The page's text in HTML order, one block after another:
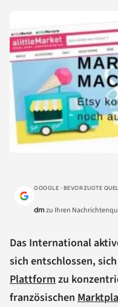
GOOGLE · BEVORZUGTE
dmzu Ihren
Das International
sich entschlossen,
Plattform zu
französischen